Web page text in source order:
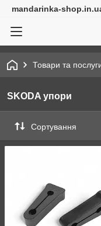
mandarinka-
Товари та
SKODA упори
Сортування